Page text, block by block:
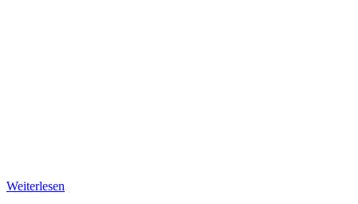
Weiterlesen